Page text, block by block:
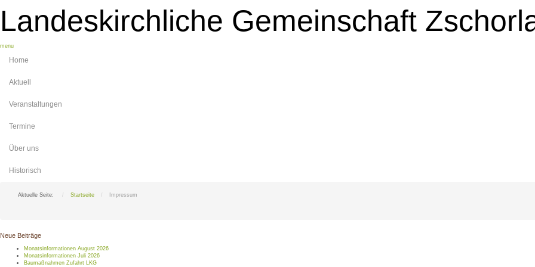
Landeskirchliche Gemeinschaft
menu
Home
Aktuell
Veranstaltungen
Termine
Über uns
Historisch
Aktuelle Seite: Startseite Impressum
Neue Beiträge
Monatsinformationen August 2026
Monatsinformationen Juli 2026
Baumaßnahmen Zufahrt LKG